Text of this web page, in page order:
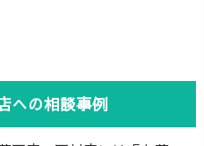
への相談事例